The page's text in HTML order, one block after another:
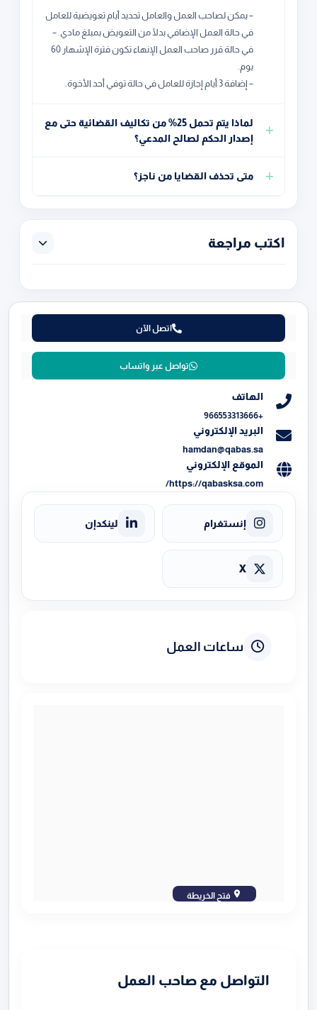
– يمكن لصاحب العمل والعامل تحديد أيام تعويضية للعامل
في حالة العمل الإضافي بدلًا من التعويض بمبلغ مادي. –
في حالة قرر صاحب العمل الإنهاء تكون فترة الإشهار 60
يوم.
– إضافة 3 أيام إجازة للعامل في حالة توفي أحد الأخوة.
لماذا يتم تحمل 25% من تكاليف القضائية حتى مع
إصدار الحكم لصالح المدعي؟
متى تحذف القضايا من ناجز؟
اكتب مراجعة
اتصل الآن
تواصل عبر واتساب
الهاتف
+966553313666
البريد الإلكتروني
hamdan@qabas.sa
الموقع الإلكتروني
https://qabasksa.com/
إنستغرام لينكدإن
X
ساعات العمل
فتح الخريطة
التواصل مع صاحب العمل